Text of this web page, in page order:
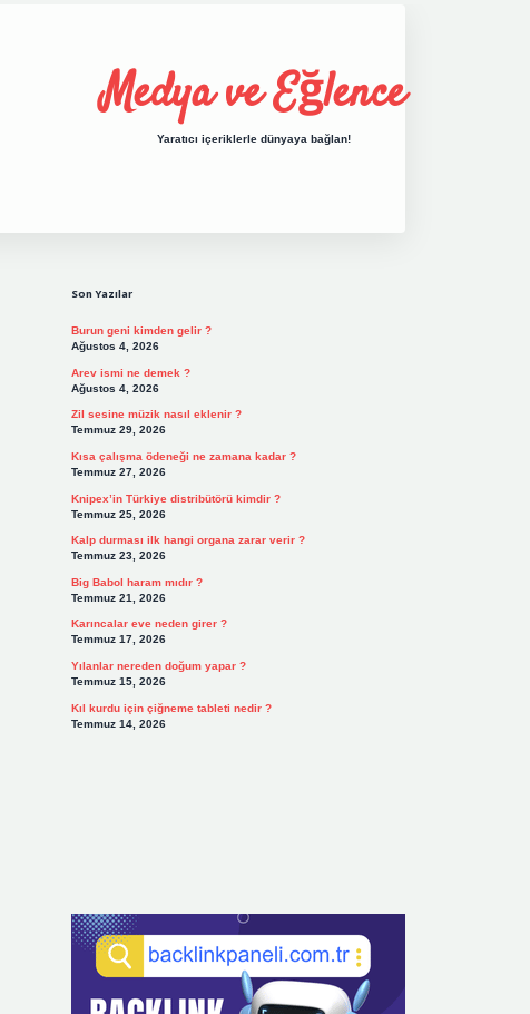
Medya ve Eğlence
Yaratıcı içeriklerle dünyaya bağlan!
Son Yazılar
Burun geni kimden gelir ?
Ağustos 4, 2026
Arev ismi ne demek ?
Ağustos 4, 2026
Zil sesine müzik nasıl eklenir ?
Temmuz 29, 2026
Kısa çalışma ödeneği ne zamana kadar ?
Temmuz 27, 2026
Knipex’in Türkiye distribütörü kimdir ?
Temmuz 25, 2026
Kalp durması ilk hangi organa zarar verir ?
Temmuz 23, 2026
Big Babol haram mıdır ?
Temmuz 21, 2026
Karıncalar eve neden girer ?
Temmuz 17, 2026
Yılanlar nereden doğum yapar ?
Temmuz 15, 2026
Kıl kurdu için çiğneme tableti nedir ?
Temmuz 14, 2026